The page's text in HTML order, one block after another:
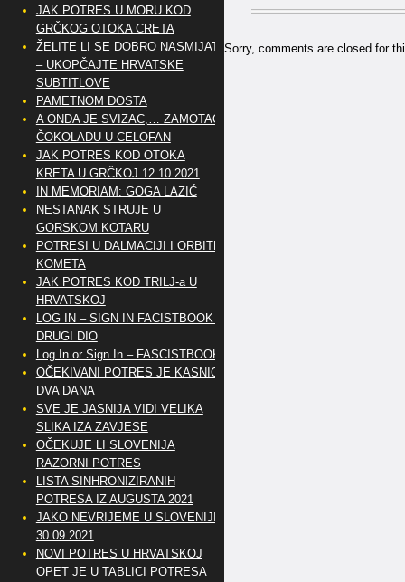
Sorry, comments are closed for
JAK POTRES U MORU KOD
GRČKOG OTOKA CRETA
ŽELITE LI SE DOBRO NASMIJATI
– UKOPČAJTE HRVATSKE
SUBTITLOVE
PAMETNOM DOSTA
A ONDA JE SVIZAC,… ZAMOTAO
ČOKOLADU U CELOFAN
JAK POTRES KOD OTOKA
KRETA U GRČKOJ 12.10.2021
IN MEMORIAM: GOGA LAZIĆ
NESTANAK STRUJE U
GORSKOM KOTARU
POTRESI U DALMACIJI I ORBITE
KOMETA
JAK POTRES KOD TRILJ-a U
HRVATSKOJ
LOG IN – SIGN IN FACISTBOOK –
DRUGI DIO
Log In or Sign In – FASCISTBOOK
OČEKIVANI POTRES JE KASNIO
DVA DANA
SVE JE JASNIJA VIDI VELIKA
SLIKA IZA ZAVJESE
OČEKUJE LI SLOVENIJA
RAZORNI POTRES
LISTA SINHRONIZIRANIH
POTRESA IZ AUGUSTA 2021
JAKO NEVRIJEME U SLOVENIJI
30.09.2021
NOVI POTRES U HRVATSKOJ
OPET JE U TABLICI POTRESA